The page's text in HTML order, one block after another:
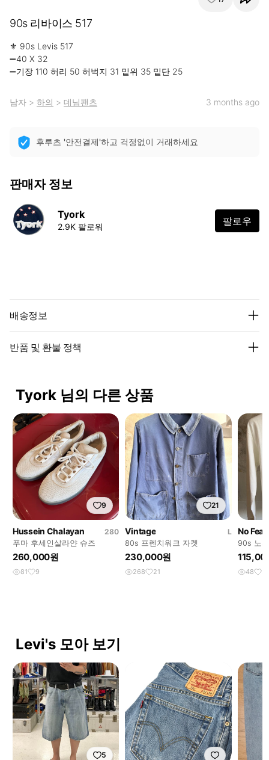
90s 리바이스 517
⚜️ 90s Levis 517
➖40 X 32
​➖기장 110 허리 50 허벅지 31 밑위 35 밑단 25
남자 > 하의 > 데님팬츠 3 months ago
후루츠 '안전결제'하고 걱정없이 거래하세요
판매자 정보
Tyork
2.9K 팔로워 팔로우
배송정보
반품 및 환불 정책
Tyork 님의 다른 상품
9
Hussein Chalayan
280
푸마 후세인살라얀 슈즈
260,000원
81 9
21
Vintage
L
80s 프렌치워크 자켓
230,000원
268 21
No Fear
90s 노
48 3
Levi's 모아 보기
5